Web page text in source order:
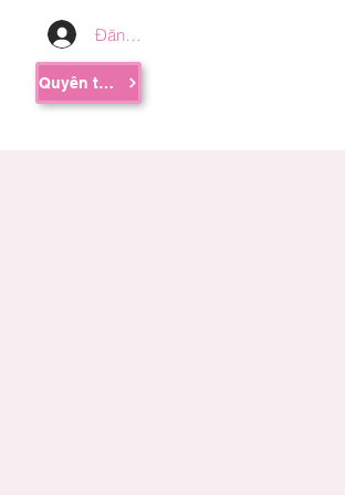
Đăng nhập
Quyên tặng